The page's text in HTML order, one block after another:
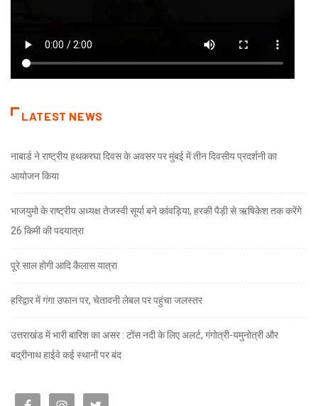
LATEST NEWS
नाबार्ड ने राष्ट्रीय हथकरघा दिवस के अवसर पर मुंबई में तीन दिवसीय प्रदर्शनी का
आयोजन किया
भाजयुमो के राष्ट्रीय अध्यक्ष तेजस्वी सूर्या बने कांवड़िया, हरकी पैड़ी से ऋषिकेश तक करेंगे
26 किमी की पदयात्रा
पूरे साल होगी आदि कैलास यात्रा
हरिद्वार में गंगा उफान पर, चेतावनी लेबल पर पहुंचा जलस्तर
उत्तराखंड में भारी बारिश का असर : टोंस नदी के लिए अलर्ट, गंगोत्री-यमुनोत्री और
बद्रीनाथ हाईवे कई स्थानों पर बंद